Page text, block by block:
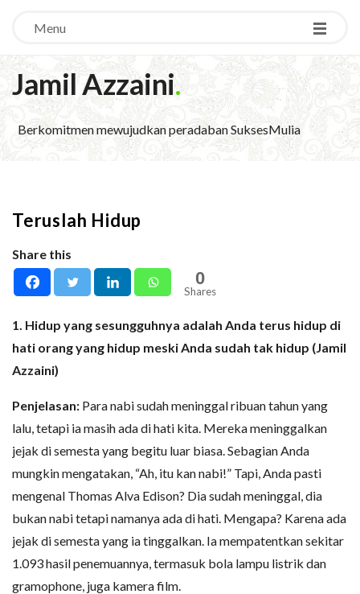
Menu
Jamil Azzaini.
Berkomitmen mewujudkan peradaban SuksesMulia
Teruslah Hidup
Share this
0
Shares
1. Hidup yang sesungguhnya adalah Anda terus hidup di
hati orang yang hidup meski Anda sudah tak hidup (Jamil
Azzaini)
Penjelasan: Para nabi sudah meninggal ribuan tahun yang
lalu, tetapi ia masih ada di hati kita. Mereka meninggalkan
jejak di semesta yang begitu luar biasa. Sebagian Anda
mungkin mengatakan, “Ah, itu kan nabi!” Tapi, Anda pasti
mengenal Thomas Alva Edison? Dia sudah meninggal, dia
bukan nabi tetapi namanya ada di hati. Mengapa? Karena ada
jejak di semesta yang ia tinggalkan. Ia mempatentkan sekitar
1.093 hasil penemuannya, termasuk bola lampu listrik dan
gramophone, juga kamera film.